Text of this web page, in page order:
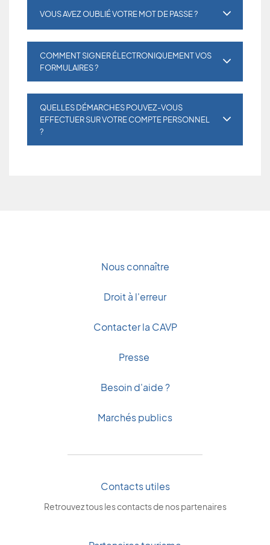
VOUS AVEZ OUBLIÉ VOTRE MOT DE PASSE ?
COMMENT SIGNER ÉLECTRONIQUEMENT VOS
FORMULAIRES ?
QUELLES DÉMARCHES POUVEZ-VOUS
EFFECTUER SUR VOTRE COMPTE PERSONNEL
?
Nous connaître
Droit à l'erreur
Contacter la CAVP
Presse
Besoin d'aide ?
Marchés publics
Contacts utiles
Retrouvez tous les contacts de nos partenaires